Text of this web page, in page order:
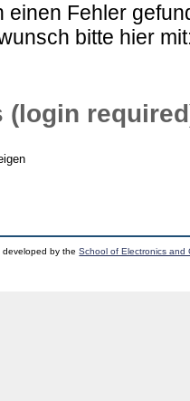
einen Fehler
bitte hier
(login
developed by theSchool of Electronics and